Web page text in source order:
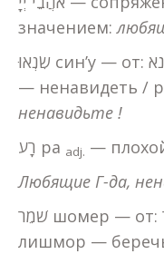
значением:
שִׂנְאוּ син’у — от: שָׂנֵא — לִשְׂנֹא — санэ — лисно
— ненавидеть /
ненавидьте !
רָע ра adj. —
Любящие Г-да,
שֹׁמֵר шомер — от: שָׁמַר — לִשְׁמֹר — шомер —
лишмор —